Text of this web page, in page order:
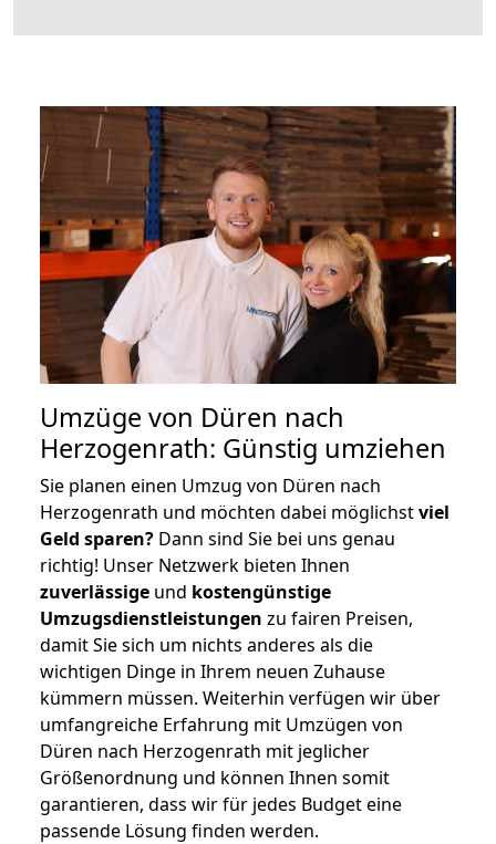
Umzüge von Düren nach
Herzogenrath: Günstig umziehen
Sie planen einen Umzug von Düren nach
Herzogenrath und möchten dabei möglichstviel
Geld sparen? Dann sind Sie bei uns genau
richtig! Unser Netzwerk bieten Ihnen
zuverlässige und kostengünstige
Umzugsdienstleistungen zu fairen Preisen,
damit Sie sich um nichts anderes als die
wichtigen Dinge in Ihrem neuen Zuhause
kümmern müssen. Weiterhin verfügen wir über
umfangreiche Erfahrung mit Umzügen von
Düren nach Herzogenrath mit jeglicher
Größenordnung und können Ihnen somit
garantieren, dass wir für jedes Budget eine
passende Lösung finden werden.